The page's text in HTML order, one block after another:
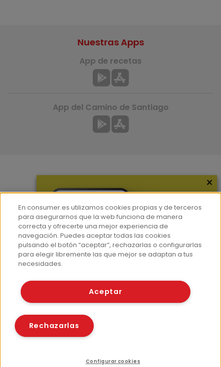
Hemeroteca
Contacto
Prensa
Corpus Lingüístico Consumer
Nuestras Apps
App de recetas
App del Camino de Santiago
© Fundación EROSKI
Políticas de cookies
×
En consumer.es utilizamos cookies propias y de terceros
para asegurarnos que la web funciona de manera
correcta y ofrecerte una mejor experiencia de
navegación. Puedes aceptar todas las cookies
pulsando el botón “aceptar”, rechazarlas o configurarlas
para elegir libremente las que mejor se adaptan a tus
necesidades.
Aceptar
Rechazarlas
Configurar cookies